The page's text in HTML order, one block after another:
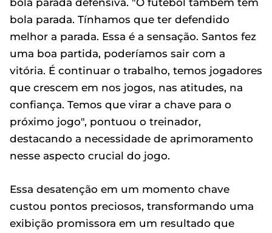
bola parada. Tínhamos que ter defendido
melhor a parada. Essa é a sensação. Santos fez
uma boa partida, poderíamos sair com a
vitória. É continuar o trabalho, temos jogadores
que crescem em nos jogos, nas atitudes, na
confiança. Temos que virar a chave para o
próximo jogo", pontuou o treinador,
destacando a necessidade de aprimoramento
nesse aspecto crucial do jogo.
Essa desatenção em um momento chave
custou pontos preciosos, transformando uma
exibição promissora em um resultado que